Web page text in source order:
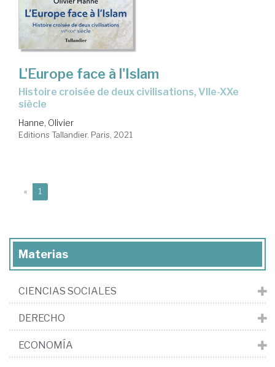
L'Europe face à l'Islam
histoire croisée de deux civilisations, VIIe-XXe
siècle
Hanne, Olivier
Editions Tallandier. Paris, 2021
« 1
Materias
CIENCIAS SOCIALES
DERECHO
ECONOMÍA